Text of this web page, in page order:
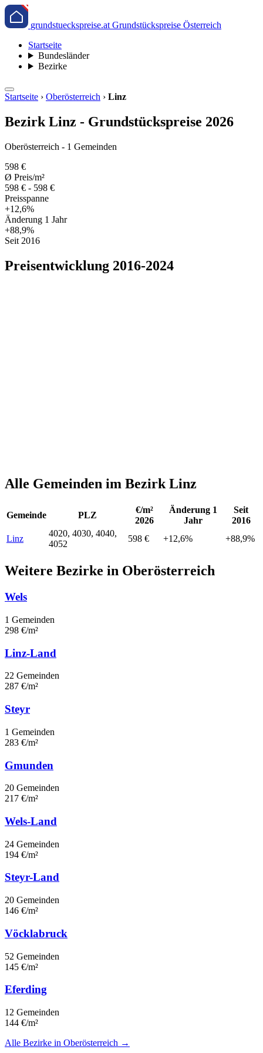
grundstueckspreise.at Grundstückspreise Österreich
Startseite
Bundesländer
Bezirke
Startseite › Oberösterreich › Linz
Bezirk Linz - Grundstückspreise 2026
Oberösterreich - 1 Gemeinden
598 €
Ø Preis/m²
598 € - 598 €
Preisspanne
+12,6%
Änderung 1 Jahr
+88,9%
Seit 2016
Preisentwicklung 2016-2024
Alle Gemeinden im Bezirk Linz
Gemeinde PLZ
€/m²
2026
Änderung 1
Jahr
Seit
2016
Linz
4020, 4030, 4040,
4052
598 € +12,6% +88,9%
Weitere Bezirke in Oberösterreich
Wels
1 Gemeinden
298 €/m²
Linz-Land
22 Gemeinden
287 €/m²
Steyr
1 Gemeinden
283 €/m²
Gmunden
20 Gemeinden
217 €/m²
Wels-Land
24 Gemeinden
194 €/m²
Steyr-Land
20 Gemeinden
146 €/m²
Vöcklabruck
52 Gemeinden
145 €/m²
Eferding
12 Gemeinden
144 €/m²
Alle Bezirke in Oberösterreich →